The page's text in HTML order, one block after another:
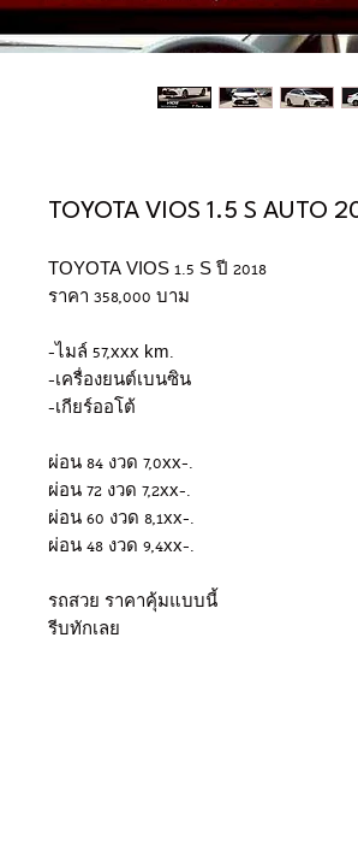
TOYOTA VIOS 1.5 S AUTO
TOYOTA VIOS 1.5 S ปี 2018
ราคา 358,000 บาม
-ไมล์ 57,xxx km.
-เครื่องยนต์เบนซิน
-เกียร์ออโต้
ผ่อน 84 งวด 7,0xx-.
ผ่อน 72 งวด 7,2xx-.
ผ่อน 60 งวด 8,1xx-.
ผ่อน 48 งวด 9,4xx-.
รถสวย ราคาคุ้มแบบนี้
รีบทักเลย